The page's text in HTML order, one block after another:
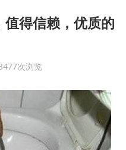
得信赖，优质的
次浏览